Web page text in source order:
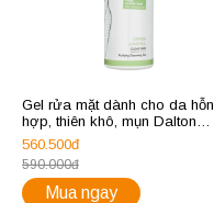
Gel rửa mặt dành cho da hỗn
hợp, thiên khô, mụn Dalton
Derma Control Purifying
Cleansing Gel
560.500đ
590.000đ
Mua ngay